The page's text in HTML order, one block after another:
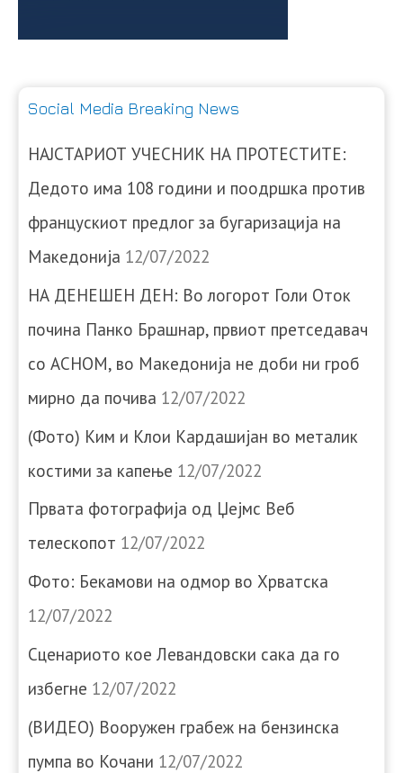
Social Media Breaking News
НАЈСТАРИОТ УЧЕСНИК НА ПРОТЕСТИТЕ:
Дедото има 108 години и поодршка против
францускиот предлог за бугаризација на
Македонија 12/07/2022
НА ДЕНЕШЕН ДЕН: Во логорот Голи Оток
почина Панко Брашнар, првиот претседавач
со АСНОМ, во Македонија не доби ни гроб
мирно да почива 12/07/2022
(Фото) Ким и Клои Кардашијан во металик
костими за капење 12/07/2022
Првата фотографија од Џејмс Веб
телескопот 12/07/2022
Фото: Бекамови на одмор во Хрватска
12/07/2022
Сценариото кое Левандовски сака да го
избегне 12/07/2022
(ВИДЕО) Вооружен грабеж на бензинска
пумпа во Кочани 12/07/2022